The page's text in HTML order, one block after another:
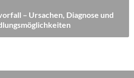
– Ursachen, Diagnose und